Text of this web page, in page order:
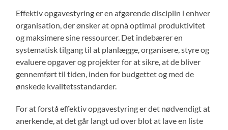
Effektiv opgavestyring er en afgørende disciplin i enhver
organisation, der ønsker at opnå optimal produktivitet
og maksimere sine ressourcer. Det indebærer en
systematisk tilgang til at planlægge, organisere, styre og
evaluere opgaver og projekter for at sikre, at de bliver
gennemført til tiden, inden for budgettet og med de
ønskede kvalitetsstandarder.
For at forstå effektiv opgavestyring er det nødvendigt at
anerkende, at det går langt ud over blot at lave en liste